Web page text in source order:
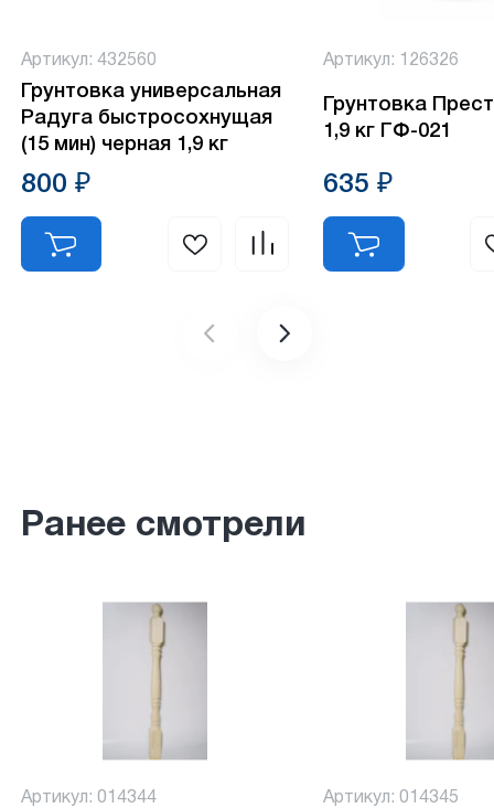
Артикул: 432560
Грунтовка универсальная
Радуга быстросохнущая
(15 мин) черная 1,9 кг
800 ₽
Артикул: 126326
Грунтовка
1,9 кг ГФ-021
635 ₽
Ранее смотрели
Артикул: 014344 Артикул: 014345